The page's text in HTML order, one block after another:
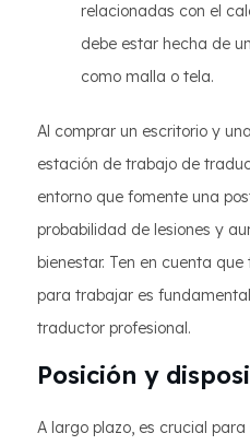
relacionadas con el
debe estar hecha de
como malla o tela.
Al comprar un escritorio y
estación de trabajo de
entorno que fomente una
probabilidad de lesiones y
bienestar. Ten en cuenta
para trabajar es
traductor profesional.
Posición y
A largo plazo, es crucial